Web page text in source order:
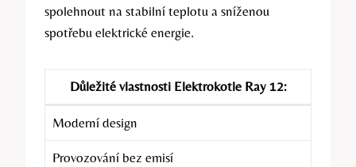
spolehnout na stabilní teplotu a sníženou
spotřebu elektrické energie.
Důležité vlastnosti Elektrokotle Ray 12:
Moderní design
Provozování bez emisí